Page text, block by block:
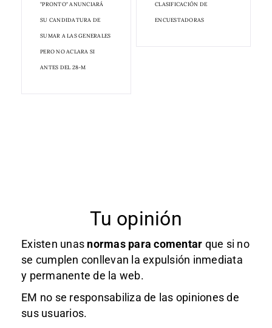
"PRONTO" ANUNCIARÁ
SU CANDIDATURA DE
SUMAR A LAS GENERALES
PERO NO ACLARA SI
ANTES DEL 28-M
CLASIFICACIÓN DE
ENCUESTADORAS
Tu opinión
Existen unas normas para comentar que si no
se cumplen conllevan la expulsión inmediata
y permanente de la web.
EM no se responsabiliza de las opiniones de
sus usuarios.